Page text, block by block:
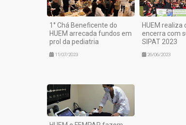
1° Chá Beneficente do
HUEM arrecada fundos em
prol da pediatria
11/07/2023
HUEM realiza
encerra com
SIPAT 2023
26/06/2023